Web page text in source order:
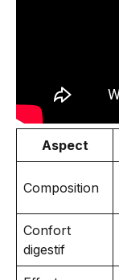
Aspect
Composition
Confort
digestif